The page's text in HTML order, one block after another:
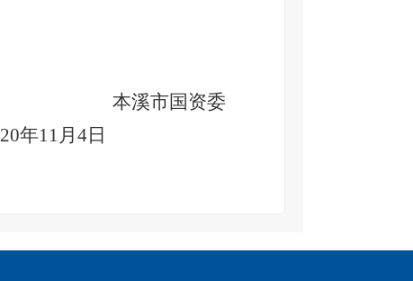
本溪市国资委
20年11月 4日